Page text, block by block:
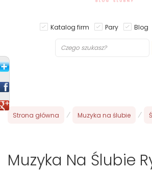
Katalog firm Pary Blog
Strona główna / Muzyka na ślubie /
Muzyka Na Ślubie